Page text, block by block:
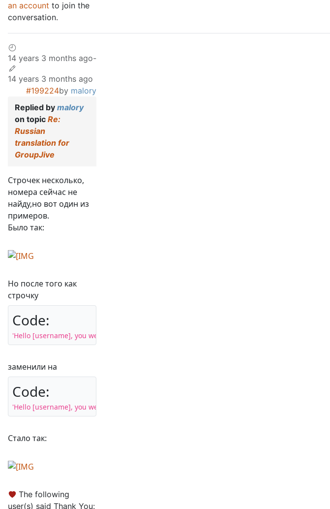
an account to join the
conversation.
14 years 3 months ago-
14 years 3 months ago
#199224by malory
Replied by malory
on topic Re:
Russian
translation for
GroupJive
Строчек несколько,
номера сейчас не
найду,но вот один из
примеров.
Было так:
Но после того как
строчку
Code:
заменили на
Code:
Стало так:
The following
user(s) said Thank You: